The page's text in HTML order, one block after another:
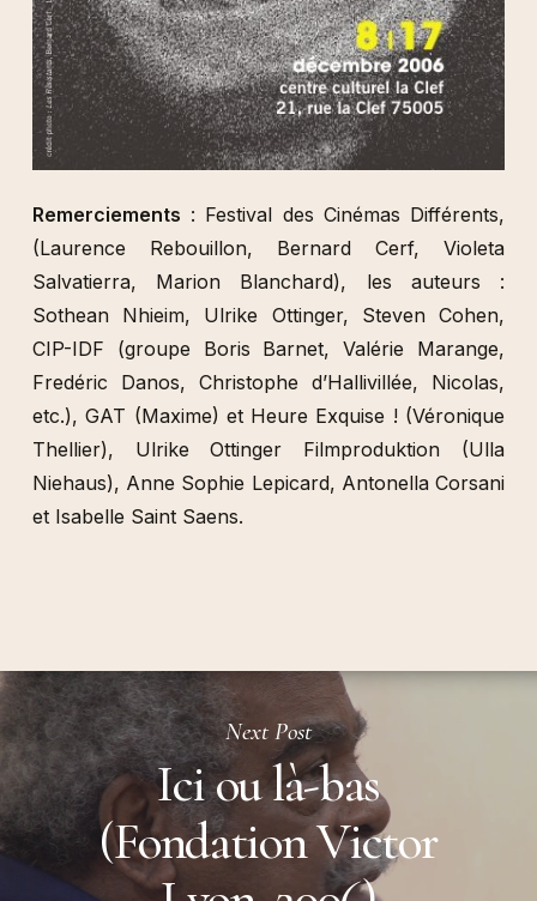
Remerciements : Festival des Cinémas Différents,
(Laurence Rebouillon, Bernard Cerf, Violeta
Salvatierra, Marion Blanchard), les auteurs :
Sothean Nhieim, Ulrike Ottinger, Steven Cohen,
CIP-IDF (groupe Boris Barnet, Valérie Marange,
Fredéric Danos, Christophe d’Hallivillée, Nicolas,
etc.), GAT (Maxime) et Heure Exquise ! (Véronique
Thellier), Ulrike Ottinger Filmproduktion (Ulla
Niehaus), Anne Sophie Lepicard, Antonella Corsani
et Isabelle Saint Saens.
Next Post
Ici ou là-bas
(Fondation Victor